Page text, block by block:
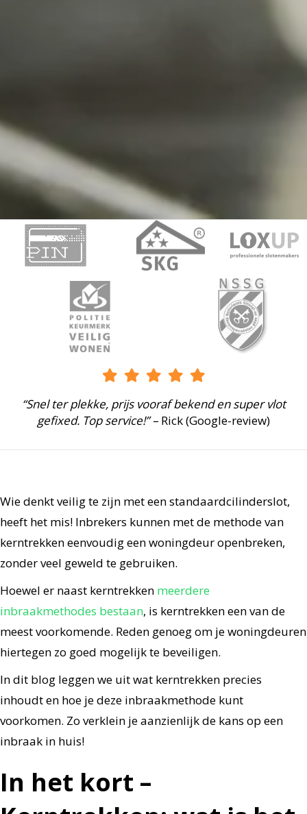
“Snel ter plekke, prijs vooraf bekend en super vlot
gefixed. Top service!” – Rick (Google-review)
Wie denkt veilig te zijn met een standaardcilinderslot,
heeft het mis! Inbrekers kunnen met de methode van
kerntrekken eenvoudig een woningdeur openbreken,
zonder veel geweld te gebruiken.
Hoewel er naast kerntrekken meerdere
inbraakmethodes bestaan, is kerntrekken een van de
meest voorkomende. Reden genoeg om je woningdeuren
hiertegen zo goed mogelijk te beveiligen.
In dit blog leggen we uit wat kerntrekken precies
inhoudt en hoe je deze inbraakmethode kunt
voorkomen. Zo verklein je aanzienlijk de kans op een
inbraak in huis!
In het kort –